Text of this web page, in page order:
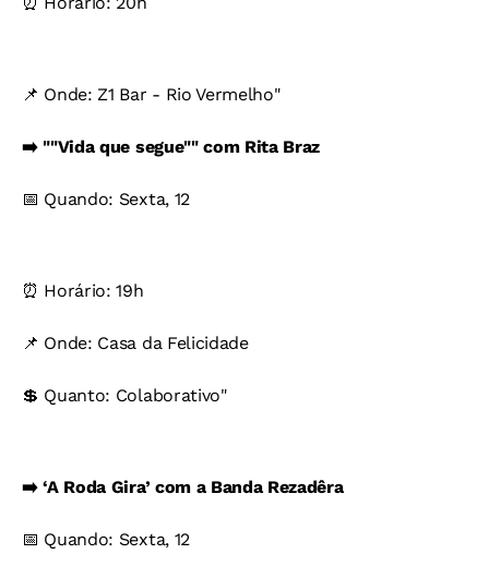
📌 Onde: Z1 Bar - Rio Vermelho"
➡️ ""Vida que segue"" com Rita Braz
📅 Quando: Sexta, 12
⏰ Horário: 19h
📌 Onde: Casa da Felicidade
💲 Quanto: Colaborativo"
➡️ ‘A Roda Gira’ com a Banda Rezadêra
📅 Quando: Sexta, 12